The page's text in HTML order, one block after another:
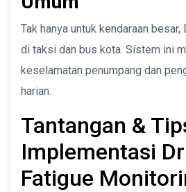
Tak hanya untuk kendaraan
di taksi dan bus kota. Sistem ini
keselamatan penumpang dan
harian.
Tantangan &
Implementasi
Fatigue